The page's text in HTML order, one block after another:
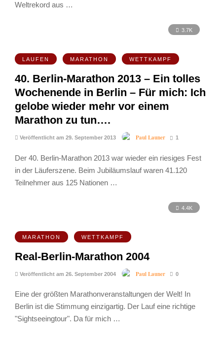
Weltrekord aus …
3.7K
LAUFEN MARATHON WETTKAMPF
40. Berlin-Marathon 2013 – Ein tolles
Wochenende in Berlin – Für mich: Ich
gelobe wieder mehr vor einem
Marathon zu tun….
Veröffentlicht am 29. September 2013 Paul Launer 1
Der 40. Berlin-Marathon 2013 war wieder ein riesiges Fest
in der Läuferszene. Beim Jubiläumslauf waren 41.120
Teilnehmer aus 125 Nationen …
4.4K
MARATHON WETTKAMPF
Real-Berlin-Marathon 2004
Veröffentlicht am 26. September 2004 Paul Launer 0
Eine der größten Marathonveranstaltungen der Welt! In
Berlin ist die Stimmung einzigartig. Der Lauf eine richtige
"Sightseeingtour". Da für mich …